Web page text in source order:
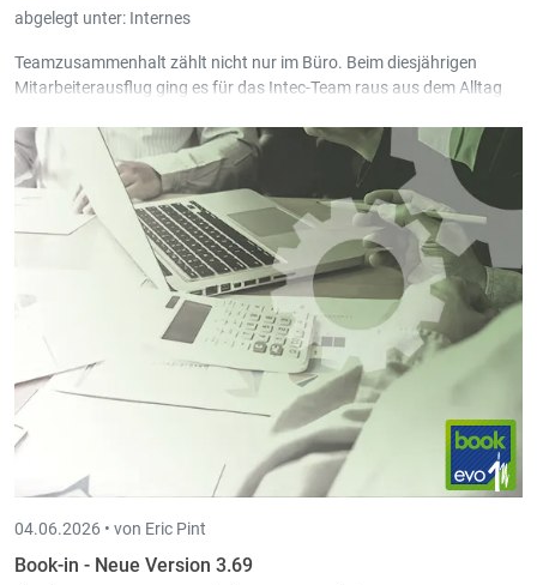
abgelegt unter: Internes
Teamzusammenhalt zählt nicht nur im Büro. Beim diesjährigen
Mitarbeiterausflug ging es für das Intec-Team raus aus dem Alltag
04.06.2026 • von Eric Pint
Book-in - Neue Version 3.69